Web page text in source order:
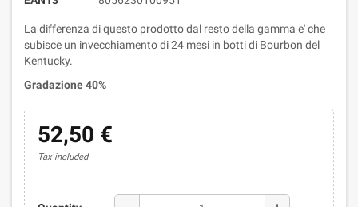
La differenza di questo prodotto dal resto della gamma e' che
subisce un invecchiamento di 24 mesi in botti di Bourbon del
Kentucky.
Gradazione 40%
52,50 €
Tax included